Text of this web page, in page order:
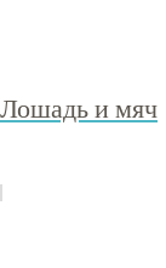
Лошадь и мяч